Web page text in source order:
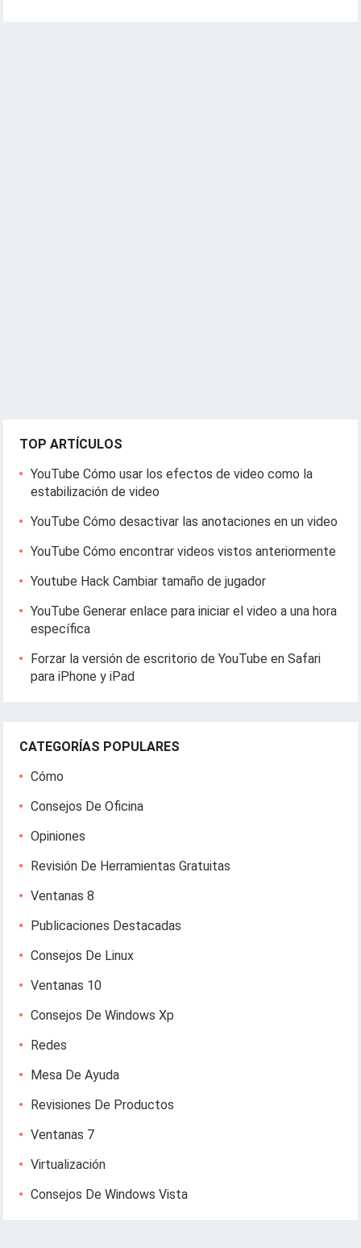
TOP ARTÍCULOS
YouTube Cómo usar los efectos de video como la
estabilización de video
YouTube Cómo desactivar las anotaciones en un video
YouTube Cómo encontrar videos vistos anteriormente
Youtube Hack Cambiar tamaño de jugador
YouTube Generar enlace para iniciar el video a una hora
específica
Forzar la versión de escritorio de YouTube en Safari
para iPhone y iPad
CATEGORÍAS POPULARES
Cómo
Consejos De Oficina
Opiniones
Revisión De Herramientas Gratuitas
Ventanas 8
Publicaciones Destacadas
Consejos De Linux
Ventanas 10
Consejos De Windows Xp
Redes
Mesa De Ayuda
Revisiones De Productos
Ventanas 7
Virtualización
Consejos De Windows Vista